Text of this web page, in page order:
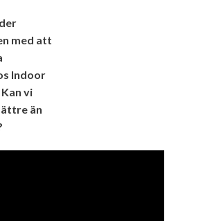
med att
Indoor
vi
än